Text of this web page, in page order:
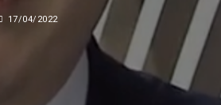
17/04/2022